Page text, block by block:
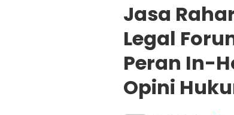
Jasa
Legal
Peran In-
Opini